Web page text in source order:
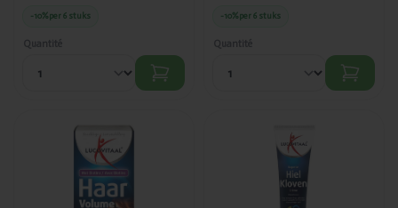
-10%per 6 stuks
Quantité
-10%per 6 stuks
Quantité
Ajouté
Lucovitaal
Hair Volume
30capsules
NUT_PL_AS
472/269
Lucovitaal
Crème pour
fendillés 75ml